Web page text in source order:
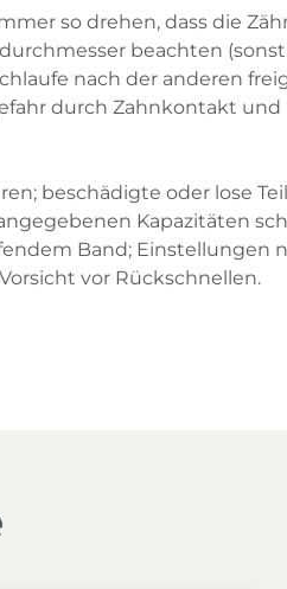
so drehen, dass die
beachten
nach der anderen
durch Zahnkontakt und
beschädigte oder lose
Kapazitäten
Band; Einstellungen
vor Rückschnellen.